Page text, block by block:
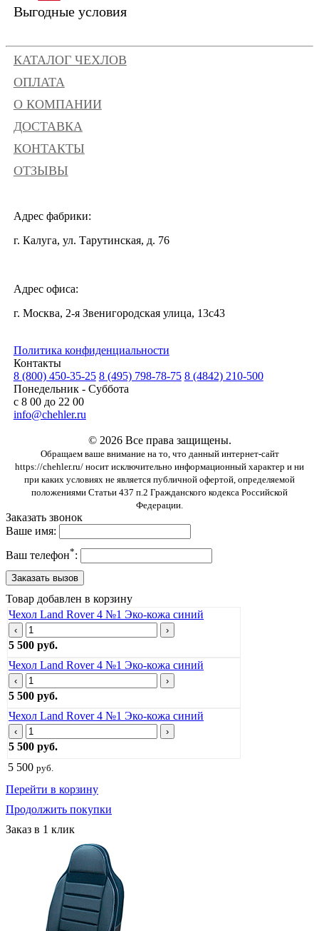
Выгодные условия
КАТАЛОГ ЧЕХЛОВ
ОПЛАТА
О КОМПАНИИ
ДОСТАВКА
КОНТАКТЫ
ОТЗЫВЫ
Адрес фабрики:
г. Калуга, ул. Тарутинская, д. 76
Адрес офиса:
г. Москва, 2-я Звенигородская улица, 13с43
Политика конфиденциальности
Контакты
8 (800) 450-35-25 8 (495) 798-78-75 8 (4842) 210-500
Понедельник - Суббота
с 8 00 до 22 00
info@chehler.ru
© 2026 Все права защищены.
Обращаем ваше внимание на то, что данный интернет-сайт
https://chehler.ru/ носит исключительно информационный характер и ни
при каких условиях не является публичной офертой, определяемой
положениями Статьи 437 п.2 Гражданского кодекса Российской
Федерации.
Заказать звонок
Ваше имя:
Ваш телефон*:
Товар добавлен в корзину
Чехол Land Rover 4 №1 Эко-кожа синий
‹ ›
5 500 руб.
Чехол Land Rover 4 №1 Эко-кожа синий
‹ ›
5 500 руб.
Чехол Land Rover 4 №1 Эко-кожа синий
‹ ›
5 500 руб.
5 500 руб.
Перейти в корзину
Продолжить покупки
Заказ в 1 клик